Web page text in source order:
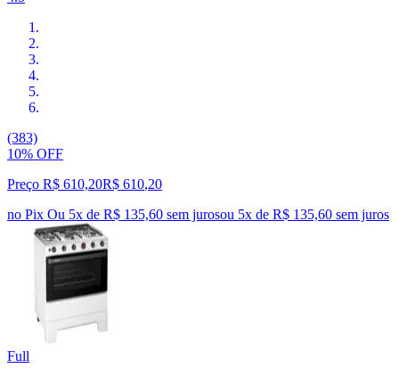
(383)
10% OFF
Preço R$ 610,20R$ 610,20
no Pix Ou 5x de R$ 135,60 sem jurosou 5x de R$ 135,60 sem juros
Full